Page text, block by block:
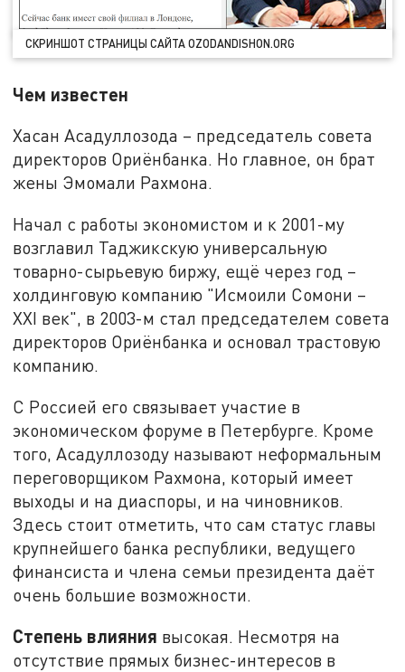
СКРИНШОТ СТРАНИЦЫ САЙТА OZODANDISHON.ORG
Чем известен
Хасан Асадуллозода – председатель совета
директоров Ориёнбанка. Но главное, он брат
жены Эмомали Рахмона.
Начал с работы экономистом и к 2001-му
возглавил Таджикскую универсальную
товарно-сырьевую биржу, ещё через год –
холдинговую компанию "Исмоили Сомони –
XXI век", в 2003-м стал председателем совета
директоров Ориёнбанка и основал трастовую
компанию.
С Россией его связывает участие в
экономическом форуме в Петербурге. Кроме
того, Асадуллозоду называют неформальным
переговорщиком Рахмона, который имеет
выходы и на диаспоры, и на чиновников.
Здесь стоит отметить, что сам статус главы
крупнейшего банка республики, ведущего
финансиста и члена семьи президента даёт
очень большие возможности.
Степень влияния высокая. Несмотря на
отсутствие прямых бизнес-интересов в